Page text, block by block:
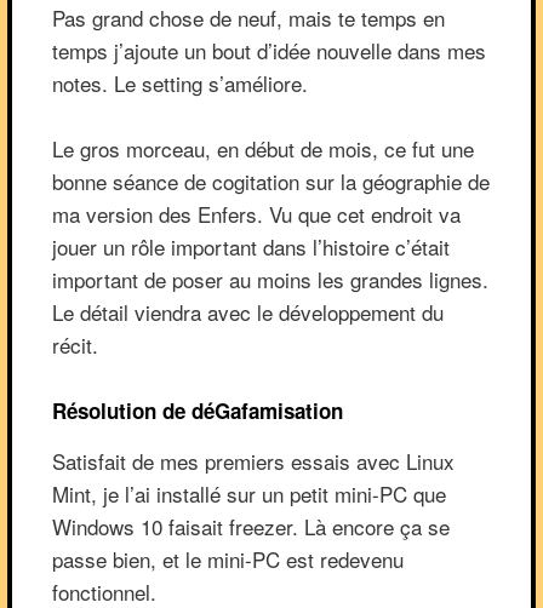
Pas grand chose de neuf, mais te temps en
temps j’ajoute un bout d’idée nouvelle dans mes
notes. Le setting s’améliore.
Le gros morceau, en début de mois, ce fut une
bonne séance de cogitation sur la géographie de
ma version des Enfers. Vu que cet endroit va
jouer un rôle important dans l’histoire c’était
important de poser au moins les grandes lignes.
Le détail viendra avec le développement du
récit.
Résolution de déGafamisation
Satisfait de mes premiers essais avec Linux
Mint, je l’ai installé sur un petit mini-PC que
Windows 10 faisait freezer. Là encore ça se
passe bien, et le mini-PC est redevenu
fonctionnel.